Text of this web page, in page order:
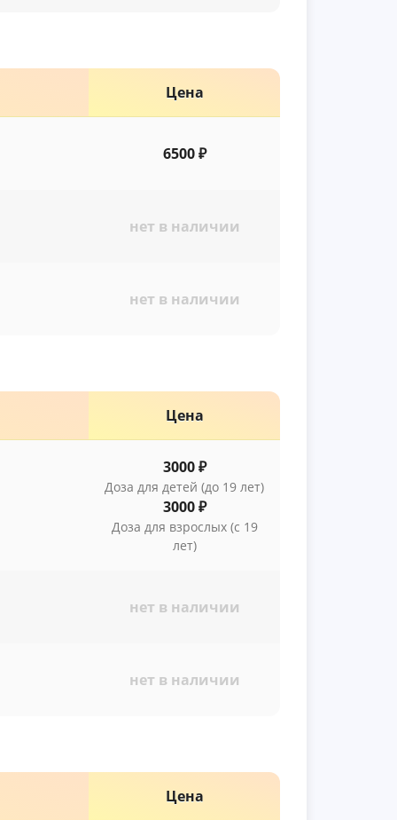
Цена
6500 ₽
нет в наличии
нет в наличии
Цена
3000 ₽
Доза для детей (до 19 лет)
3000 ₽
Доза для взрослых (с 19
лет)
нет в наличии
нет в наличии
Цена